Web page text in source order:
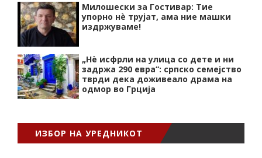
Милошески за Гостивар: Тие
упорно нѐ трујат, ама ние машки
издржуваме!
„Нѐ исфрли на улица со дете и ни
задржа 290 евра“: српско семејство
тврди дека доживеало драма на
одмор во Грција
ИЗБОР НА УРЕДНИКОТ